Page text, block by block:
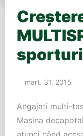
mart. 31, 2015
Angajați multi-
Mașina